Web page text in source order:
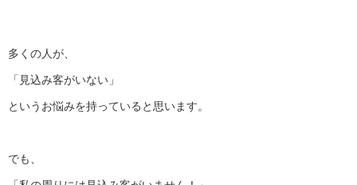
多くの人が、
「見込み客がいない」
というお悩みを持っていると思います。
でも、